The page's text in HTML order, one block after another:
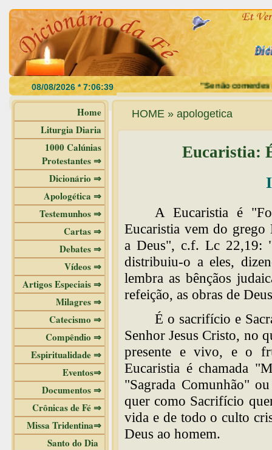
"Se não comerdes a
Home
Liturgia Diaria
1000 Calúnias
Protestantes ⇒
Dicionário ⇒
Apologética ⇒
Testemunhos ⇒
Cartas ⇒
Debates ⇒
Vídeos ⇒
Artigos Especiais ⇒
Milagres ⇒
Catecismo ⇒
Compêndio ⇒
Espiritualidade ⇒
Eventos⇒
Documentos ⇒
Crônicas de Fé ⇒
Missa Tridentina⇒
Santo do Dia
HOME » apologetica
Eucaristia:
A Eucaristia é
Eucaristia vem do grego
a Deus", c.f. Lc 22,19:
distribuiu-o a eles,
lembra as bênçãos
refeição, as obras de
É o sacrifício e
Senhor Jesus Cristo, no
presente e vivo, e o
Eucaristia é chamada
"Sagrada Comunhão"
quer como Sacrifício
vida e de todo o culto
Deus ao homem.